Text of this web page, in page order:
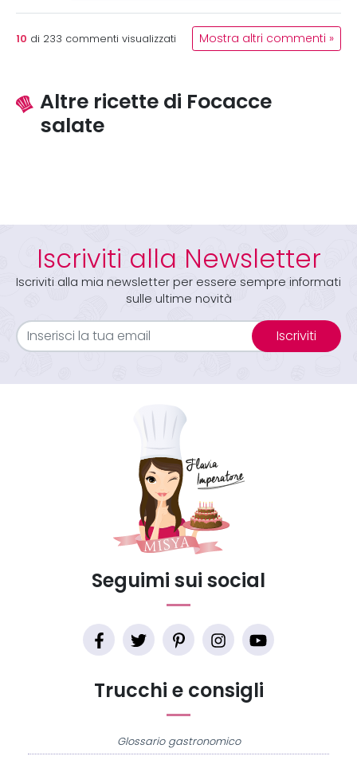
10 di 233 commenti visualizzati Mostra altri commenti »
Altre ricette di Focacce
salate
Iscriviti alla Newsletter
Iscriviti alla mia newsletter per essere sempre informati
sulle ultime novità
Iscriviti
Trucchi e consigli
Glossario gastronomico
Seguimi sui social